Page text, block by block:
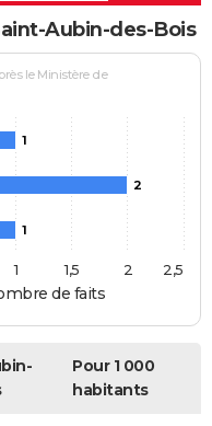
Aubin-des-Bois
de faits
le Ministère de
1
2
1
1 1,5 2 2,5
Pour 1 000
habitants